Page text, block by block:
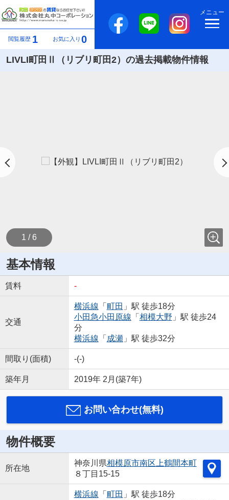
閲覧履歴 1 お気に入り 0
メニュー
LIVLI町田Ⅱ（リブリ町田2）の過去掲載物件情報
1 / 6
基本情報
賃料 -
交通
横浜線 「 町田 」駅 徒歩18分
小田急小田原線 「 相模大野 」駅 徒歩24
分
横浜線 「 成瀬」駅 徒歩32分
間取り(面積) -(-)
築年月 2019年 2月(築7年)
お問い合わせ(無料)
物件概要
所在地
神奈川県相模原市南区上鶴間本町
８丁目15-15
横浜線 「 町田 」駅 徒歩18分